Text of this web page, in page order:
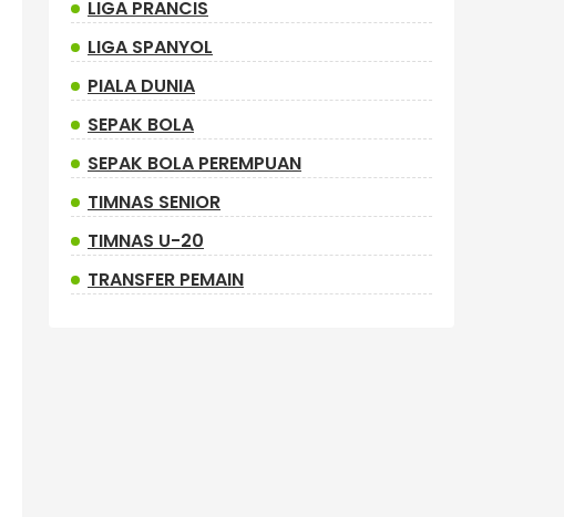
LIGA PRANCIS
LIGA SPANYOL
PIALA DUNIA
SEPAK BOLA
SEPAK BOLA PEREMPUAN
TIMNAS SENIOR
TIMNAS U-20
TRANSFER PEMAIN